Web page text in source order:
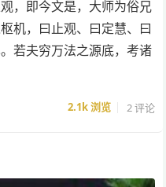
，即今文是，大师为俗兄
机，曰止观、曰定慧、曰
若夫穷万法之源底，考诸
2.1k浏览 2 评论